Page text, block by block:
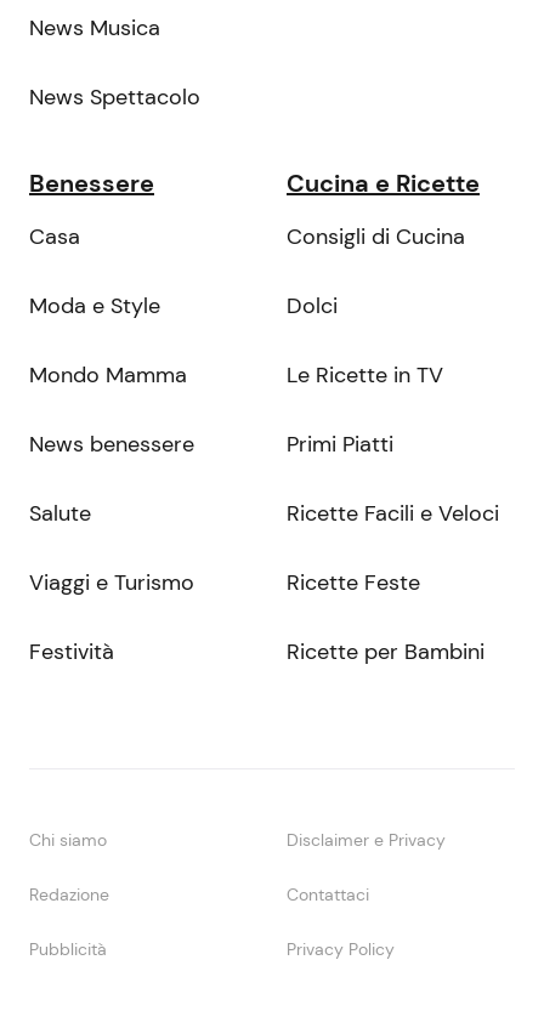
News Musica
News Spettacolo
Benessere
Casa
Moda e Style
Mondo Mamma
News benessere
Salute
Viaggi e Turismo
Festività
Cucina e Ricette
Consigli di Cucina
Dolci
Le Ricette in TV
Primi Piatti
Ricette Facili e Veloci
Ricette Feste
Ricette per Bambini
Chi siamo Disclaimer e Privacy
Redazione Contattaci
Pubblicità Privacy Policy